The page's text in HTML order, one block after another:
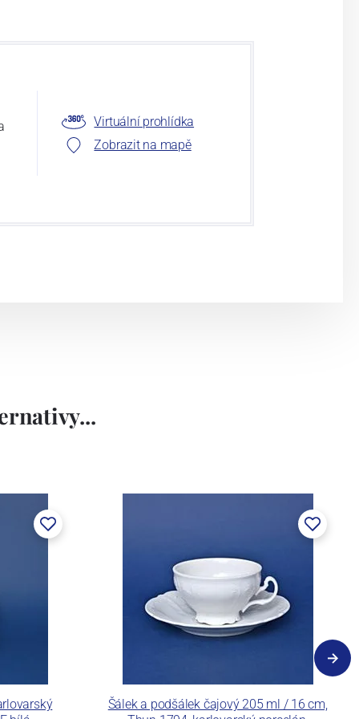
Virtuální prohlídka
Zobrazit na mapě
Šálek a podšálek čajový 205 ml / 16 cm,